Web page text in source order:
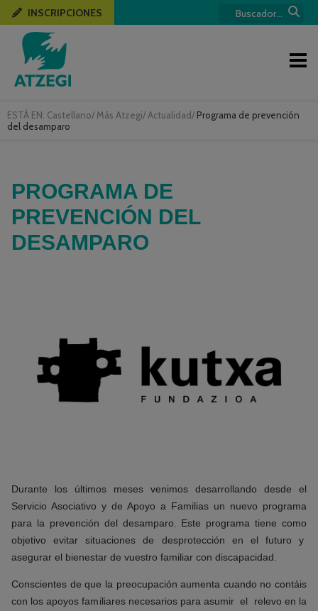
ESTÁ EN: Castellano/ Más Atzegi/ Actualidad/ Programa de prevención
del desamparo
INSCRIPCIONES
PROGRAMA DE
PREVENCIÓN DEL
DESAMPARO
Durante los últimos meses venimos desarrollando desde el
Servicio Asociativo y de Apoyo a Familias un nuevo programa
para la prevención del desamparo. Este programa tiene como
objetivo evitar situaciones de desprotección en el futuro y
asegurar el bienestar de vuestro familiar con discapacidad.
Conscientes de que la preocupación aumenta cuando no contáis
con los apoyos familiares necesarios para asumir el relevo en la